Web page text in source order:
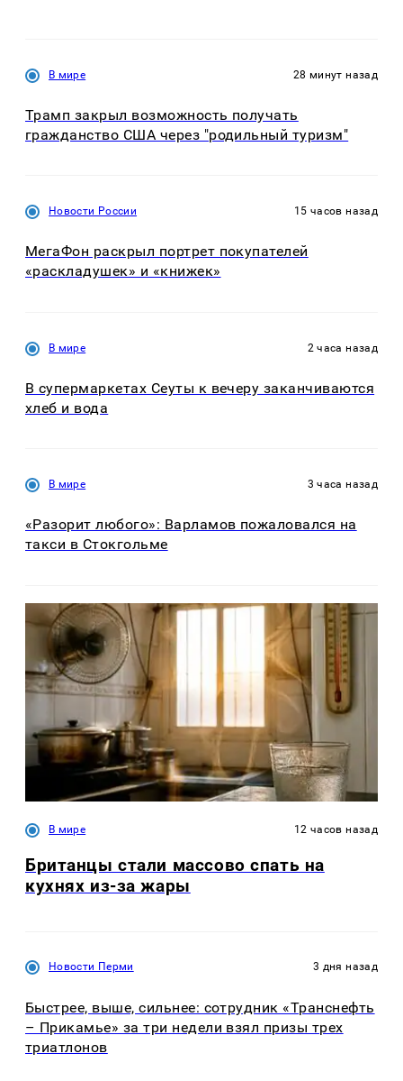
В мире 28 минут назад
Трамп закрыл возможность получать
гражданство США через "родильный туризм"
Новости России 15 часов назад
МегаФон раскрыл портрет покупателей
«раскладушек» и «книжек»
В мире 2 часа назад
В супермаркетах Сеуты к вечеру заканчиваются
хлеб и вода
В мире 3 часа назад
«Разорит любого»: Варламов пожаловался на
такси в Стокгольме
В мире 12 часов назад
Британцы стали массово спать на
кухнях из-за жары
Новости Перми 3 дня назад
Быстрее, выше, сильнее: сотрудник «Транснефть
– Прикамье» за три недели взял призы трех
триатлонов